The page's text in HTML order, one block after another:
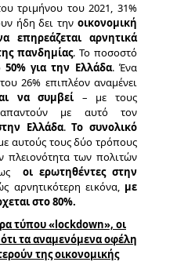
τριμήνου του 2021, 31%
ήδη δει την οικονομική
επηρεάζεται αρνητικά
πανδημίας. Το ποσοστό
50% για την Ελλάδα. Ένα
26% επιπλέον αναμένει
να συμβεί – με τους
με αυτό τον
Ελλάδα.Το συνολικό
αυτούς τους δύο τρόπους
πλειονότητα των πολιτών
οι ερωτηθέντες στην
αρνητικότερη εικόνα,με
στο 80%.
τύπου «lockdown», οι
τα αναμενόμενα οφέλη
της οικονομικής